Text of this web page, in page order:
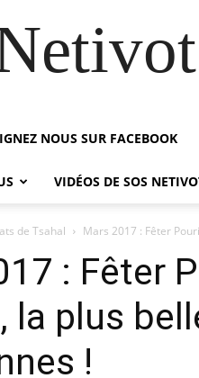
NOUS SUR FACEBOOK
VIDÉOS DE SOS
de Tsahal Mars 2017 : Fêter
: Fêter
la plus
!